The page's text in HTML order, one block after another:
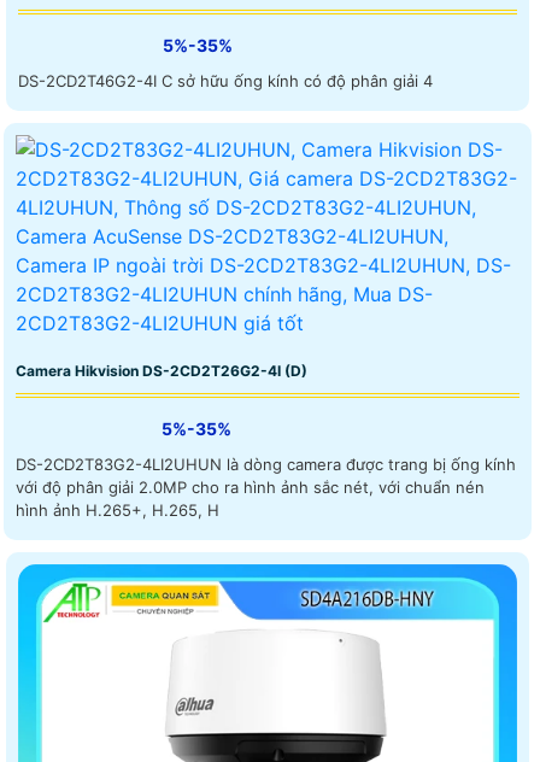
5%-35%
DS-2CD2T46G2-4I C sở hữu ống kính có độ phân giải 4
Camera Hikvision DS-2CD2T26G2-4I (D)
5%-35%
DS-2CD2T83G2-4LI2UHUN là dòng camera được trang bị ống kính
với độ phân giải 2.0MP cho ra hình ảnh sắc nét, với chuẩn nén
hình ảnh H.265+, H.265, H